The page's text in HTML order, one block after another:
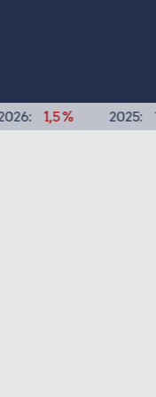
2025: 1,9 %